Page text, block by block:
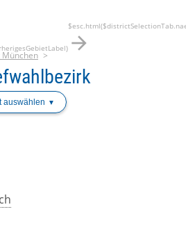
arrow_forward
auswählen